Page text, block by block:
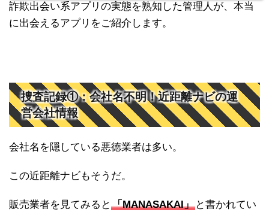
詐欺出会い系アプリの実態を熟知した管理人が、本当
に出会えるアプリをご紹介します。
捜査記録①：会社名不明！近距離ナビの運
営会社情報
会社名を隠している悪徳業者は多い。
この近距離ナビもそうだ。
販売業者を見てみると 「MANASAKAI」 と書かれてい